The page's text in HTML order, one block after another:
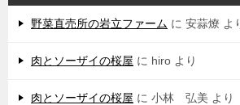
野菜直売所の岩立ファーム に 安蒜燎 よ
肉とソーザイの桜屋 に hiro より
肉とソーザイの桜屋 に 小林 弘美 より